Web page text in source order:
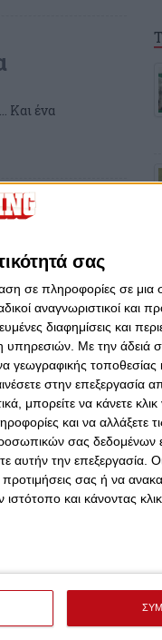
σας
σε πληροφορίες σε
αναγνωριστικοί και
διαφημίσεις και
υπηρεσιών. Με την άδειά
γεωγραφικής τοποθεσίας
στην επεξεργασία
μπορείτε να κάνετε κλικ
και να αλλάξετε
σας δεδομένων
αυτήν την επεξεργασία.
σας ή να
και κάνοντας
Και ένα
να
και την
και
για τη